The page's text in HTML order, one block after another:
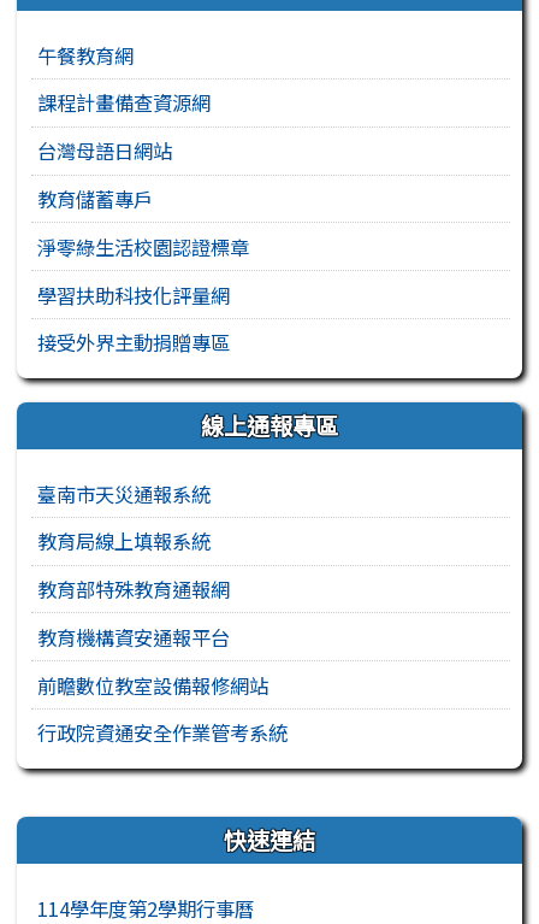
午餐教育網
課程計畫備查資源網
台灣母語日網站
教育儲蓄專戶
淨零綠生活校園認證標章
學習扶助科技化評量網
接受外界主動捐贈專區
線上通報專區
臺南市天災通報系統
教育局線上填報系統
教育部特殊教育通報網
教育機構資安通報平台
前瞻數位教室設備報修網站
行政院資通安全作業管考系統
右邊區域內容 快速連結
114學年度第2學期行事曆